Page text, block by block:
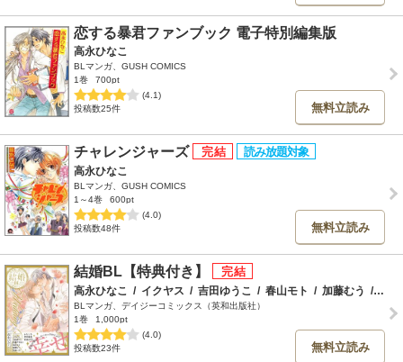
恋する暴君ファンブック 電子特別編集版
高永ひなこ
BLマンガ、GUSH COMICS
1巻
700pt
(4.1)
投稿数25件
無料立読み
チャレンジャーズ
高永ひなこ
BLマンガ、GUSH COMICS
1～4巻
600pt
(4.0)
投稿数48件
無料立読み
結婚BL【特典付き】
高永ひなこ / イクヤス / 吉田ゆうこ / 春山モト / 加藤むう / 佐藤
BLマンガ、デイジーコミックス（英和出版社）
1巻
1,000pt
(4.0)
投稿数23件
無料立読み